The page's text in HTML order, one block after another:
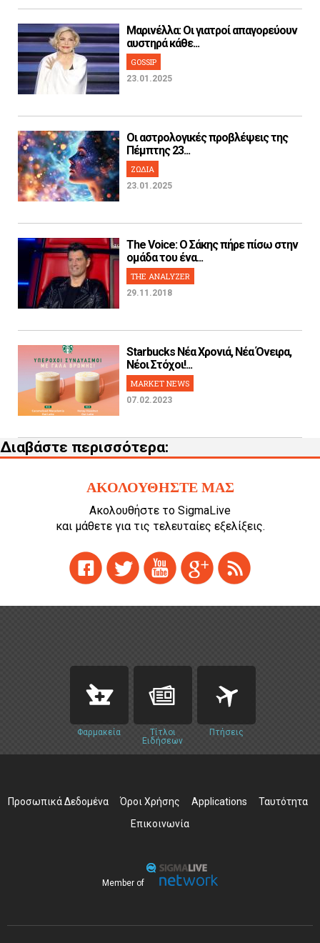
Μαρινέλλα: Οι γιατροί απαγορεύουν
αυστηρά κάθε...
GOSSIP
23.01.2025
Οι αστρολογικές προβλέψεις της
Πέμπτης 23...
ΖΩΔΙΑ
23.01.2025
The Voice: Ο Σάκης πήρε πίσω στην
ομάδα του ένα...
THE ANALYZER
29.11.2018
Starbucks Νέα Χρονιά, Νέα Όνειρα,
Νέοι Στόχοι!...
MARKET NEWS
07.02.2023
Διαβάστε περισσότερα:
ΑΚΟΛΟΥΘΗΣΤΕ ΜΑΣ
Ακολουθήστε το SigmaLive
και μάθετε για τις τελευταίες εξελίξεις.
Φαρμακεία
Τίτλοι
Ειδήσεων
Πτήσεις
Προσωπικά Δεδομένα Όροι Χρήσης Applications
Ταυτότητα
Επικοινωνία
Member of